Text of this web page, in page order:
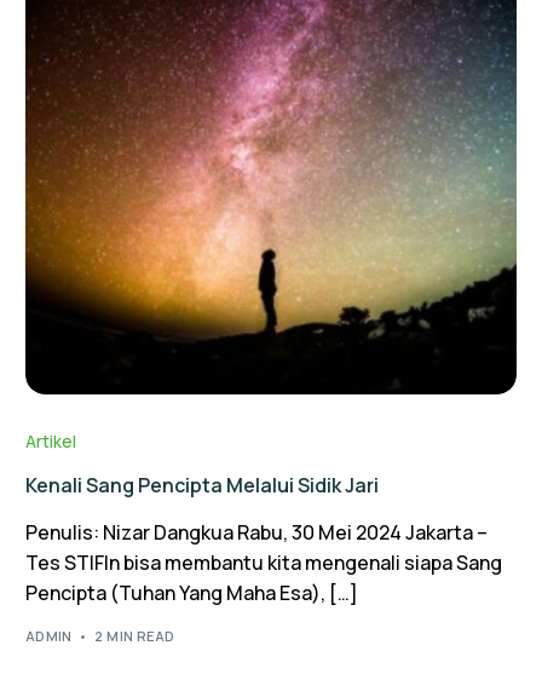
Artikel
Kenali Sang Pencipta Melalui Sidik Jari
Penulis: Nizar Dangkua Rabu, 30 Mei 2024 Jakarta –
Tes STIFIn bisa membantu kita mengenali siapa Sang
Pencipta (Tuhan Yang Maha Esa), […]
ADMIN 2 MIN READ